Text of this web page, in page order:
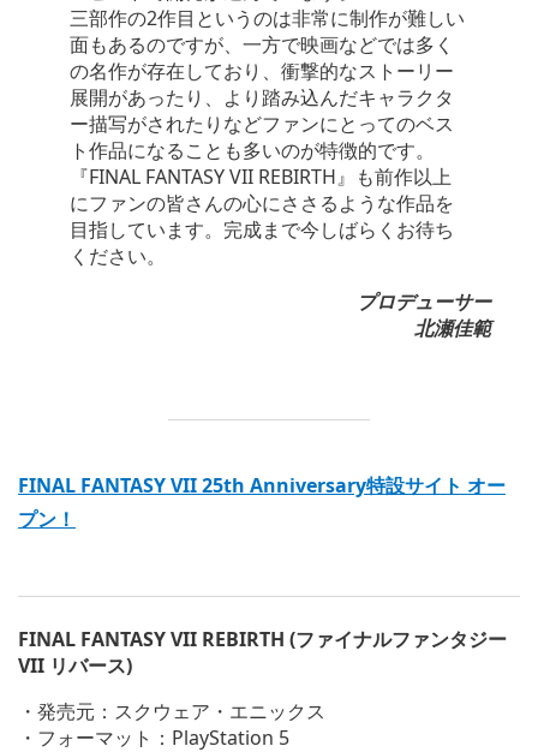
三部作の2作目というのは非常に制作が難しい
面もあるのですが、一方で映画などでは多く
の名作が存在しており、衝撃的なストーリー
展開があったり、より踏み込んだキャラクタ
ー描写がされたりなどファンにとってのベス
ト作品になることも多いのが特徴的です。
『FINAL FANTASY VII REBIRTH』も前作以上
にファンの皆さんの心にささるような作品を
目指しています。完成まで今しばらくお待ち
ください。
プロデューサー
北瀬佳範
FINAL FANTASY VII 25th Anniversary特設サイト オー
プン！
FINAL FANTASY VII REBIRTH (ファイナルファンタジー
VII リバース)
・発売元：スクウェア・エニックス
・フォーマット：PlayStation 5